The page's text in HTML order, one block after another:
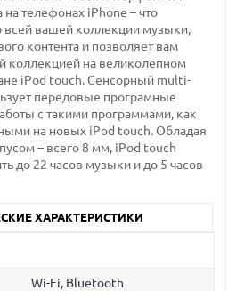
телефонах iPhone – что
всей вашей коллекции музыки,
контента и позволяет вам
коллекцией на великолепном
iPod touch. Сенсорный multi-
передовые програмные
с такими программами, как
на новых iPod touch. Обладая
– всего 8 мм, iPod touch
до 22 часов музыки и до 5 часов
ХАРАКТЕРИСТИКИ
Wi-Fi, Bluetooth